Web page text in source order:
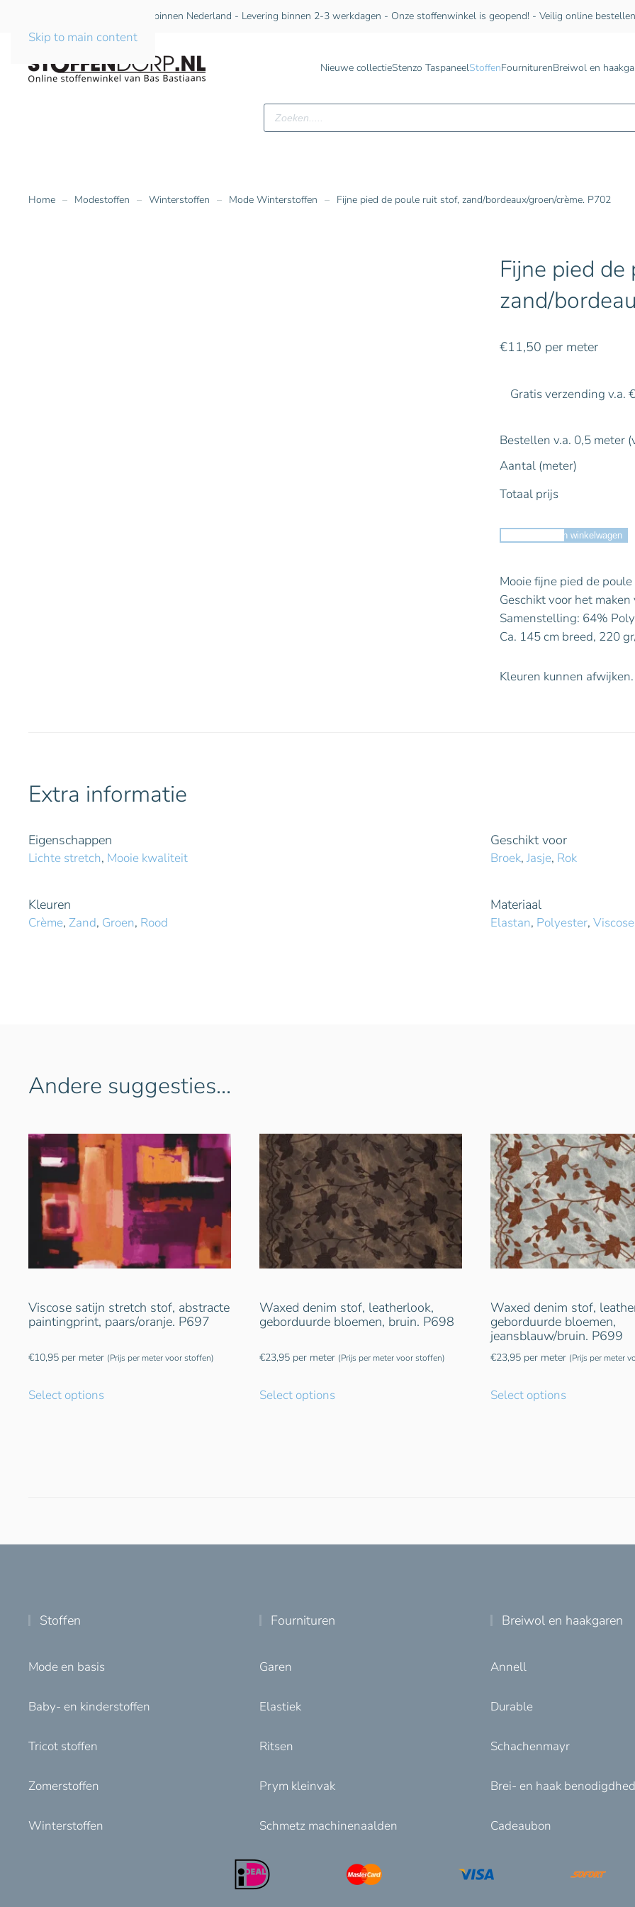
Skip to main content
Gratis verzending vanaf €75 binnen Nederland - Levering binnen 2-3 werkdagen - Onze stoffenwinkel is geopend! - Veilig online bestellen
Nieuwe collectieStenzo TaspaneelStoffenFourniturenBreiwol en
Producten
zoeken
Home Modestoffen Winterstoffen Mode Winterstoffen Fijne pied de poule ruit stof, zand/bordeaux/groen/crème. P702
Fijne pied
zand/
€11,50 per meter
Gratis verzending v.a.
Bestellen v.a. 0,5 meter
Aantal (meter)
Totaal prijs
Toevoegen aan winkelwagen
Mooie fijne pied de
Geschikt voor het
Samenstelling: 64%
Ca. 145 cm breed, 220
Kleuren kunnen afwijken.
Extra informatie
Eigenschappen
Lichte stretch, Mooie kwaliteit
Geschikt voor
Broek, Jasje, Rok
Kleuren
Crème, Zand, Groen, Rood
Materiaal
Elastan, Polyester, Viscose
Andere suggesties…
Viscose satijn stretch stof, abstracte
paintingprint, paars/oranje. P697
€10,95 per meter (Prijs per meter voor stoffen)
Select options
Waxed denim stof, leatherlook,
geborduurde bloemen, bruin. P698
€23,95 per meter (Prijs per meter voor stoffen)
Select options
Waxed denim stof,
geborduurde bloemen,
jeansblauw/bruin. P699
€23,95 per meter (Prijs per meter
Select options
Stoffen
Mode en basis
Baby- en kinderstoffen
Tricot stoffen
Zomerstoffen
Winterstoffen
Fournituren
Garen
Elastiek
Ritsen
Prym kleinvak
Schmetz machinenaalden
Breiwol en haakgaren
Annell
Durable
Schachenmayr
Brei- en haak
Cadeaubon